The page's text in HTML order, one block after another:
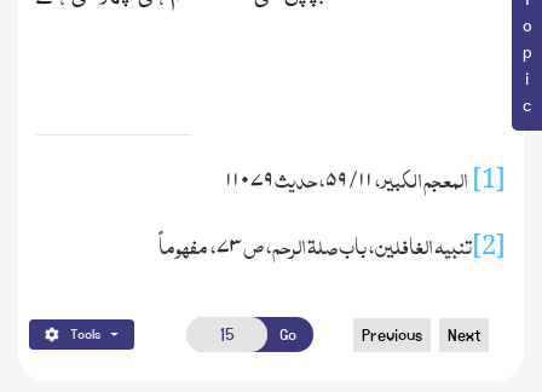
[1] المعجم الکبیر،۱۱/۵۹، حدیث۱۱۰۷۹
[2]تنبیه الغافلین، باب صلة الرحم، ص۷۳، مفهوماً
Tools Go Previous Next